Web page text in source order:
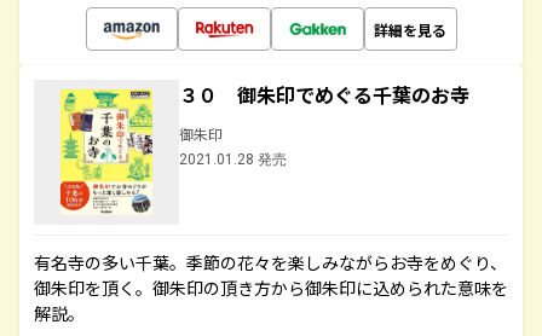
詳細を見る
３０ 御朱印でめぐる千葉のお寺
御朱印
2021.01.28 発売
有名寺の多い千葉。季節の花々を楽しみながらお寺をめぐり、
御朱印を頂く。御朱印の頂き方から御朱印に込められた意味を
解説。